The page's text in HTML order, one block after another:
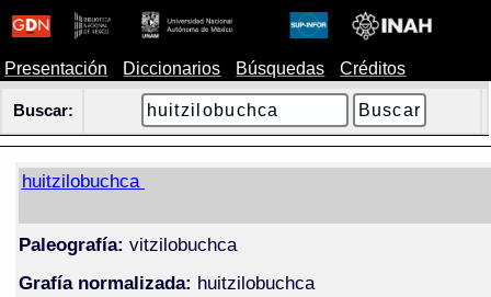
Presentación Diccionarios Búsquedas Créditos
Buscar:
huitzilobuchca
Paleografía: vitzilobuchca
Grafía normalizada: huitzilobuchca